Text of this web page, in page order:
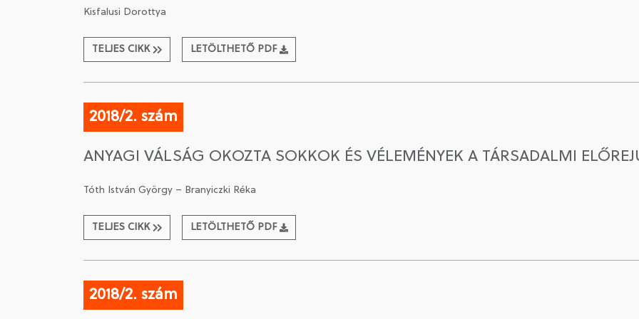
Kisfalusi Dorottya
TELJES CIKK LETÖLTHETŐ PDF
2018/2. szám
ANYAGI VÁLSÁG OKOZTA SOKKOK ÉS VÉLEMÉNYEK A TÁRSADALMI
Tóth István György – Branyiczki Réka
TELJES CIKK LETÖLTHETŐ PDF
2018/2. szám